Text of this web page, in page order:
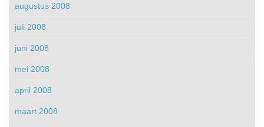
augustus 2008
juli 2008
juni 2008
mei 2008
april 2008
maart 2008